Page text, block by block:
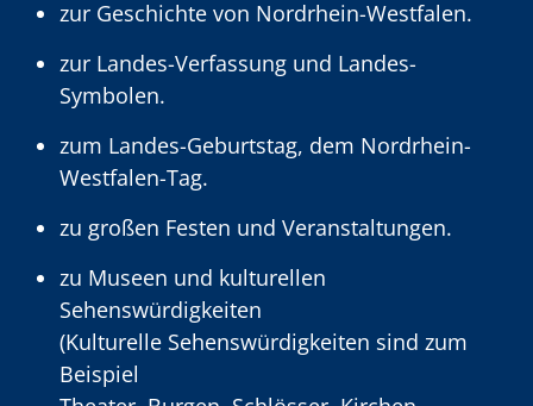
zur Geschichte von Nordrhein-Westfalen.
zur Landes-Verfassung und Landes-
Symbolen.
zum Landes-Geburtstag, dem Nordrhein-
Westfalen-Tag.
zu großen Festen und Veranstaltungen.
zu Museen und kulturellen
Sehenswürdigkeiten
(Kulturelle Sehenswürdigkeiten sind zum
Beispiel